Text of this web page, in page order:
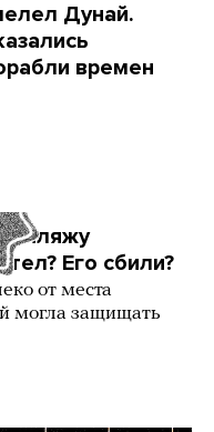
Дунай.
времен
пляжу
Его сбили?
от места
могла защищать